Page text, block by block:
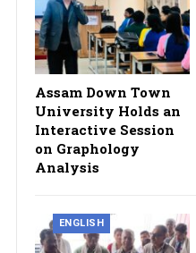
Assam Down Town
University Holds an
Interactive Session
on Graphology
Analysis
ENGLISH